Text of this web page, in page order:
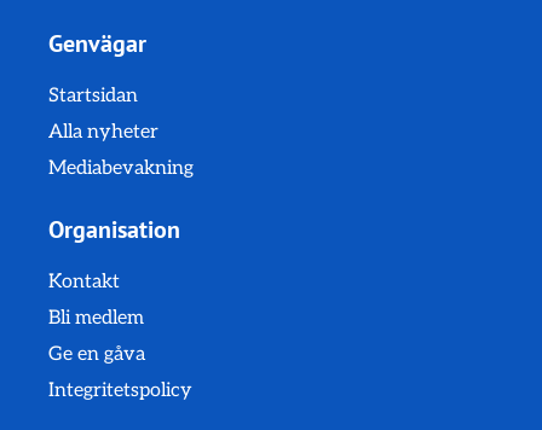
Genvägar
Startsidan
Alla nyheter
Mediabevakning
Organisation
Kontakt
Bli medlem
Ge en gåva
Integritetspolicy